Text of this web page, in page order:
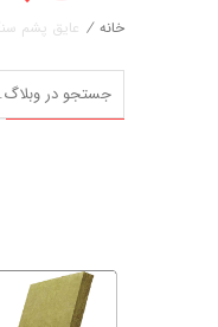
خانه / عایق پشم